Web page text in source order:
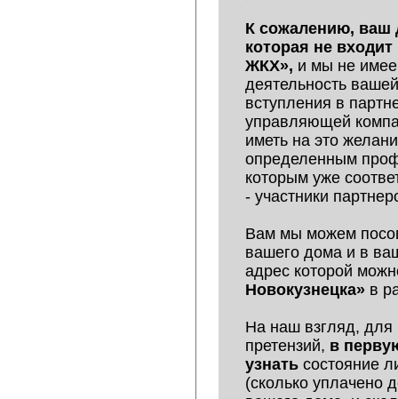
К сожалению, ваш
которая не
ЖКХ», и мы не
деятельность
вступления в
управляющей
иметь на это
определенным
которым уже
- участники
Вам мы можем
вашего дома и в
адрес которой
Новокузнецка» в
На наш взгляд, для
претензий, в
узнать состояние
(сколько уплачено